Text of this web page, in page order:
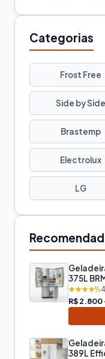
Categorias
Frost Free
Side by Side
Brastemp
Electrolux
LG
375L
★★★★½
R$ 2.800
389L